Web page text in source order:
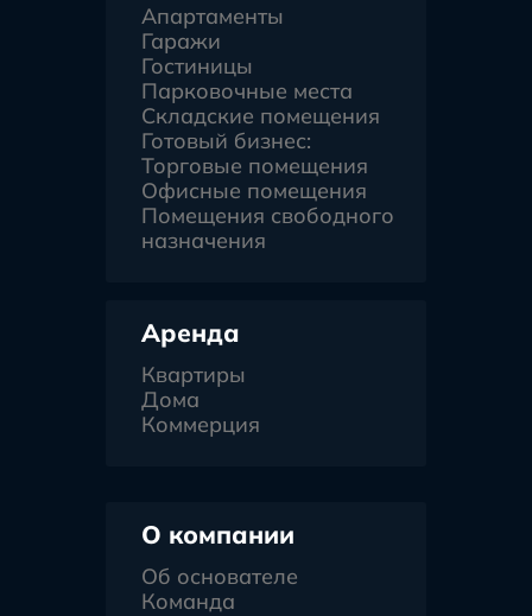
Апартаменты
Гаражи
Гостиницы
Парковочные места
Складские помещения
Готовый бизнес:
Торговые помещения
Офисные помещения
Помещения свободного
назначения
Аренда
Квартиры
Дома
Коммерция
О компании
Об основателе
Команда